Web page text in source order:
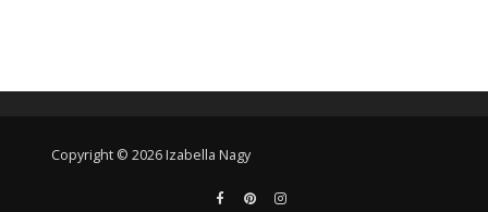
Copyright © 2026 Izabella Nagy